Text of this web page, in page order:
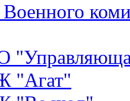
"Агат"